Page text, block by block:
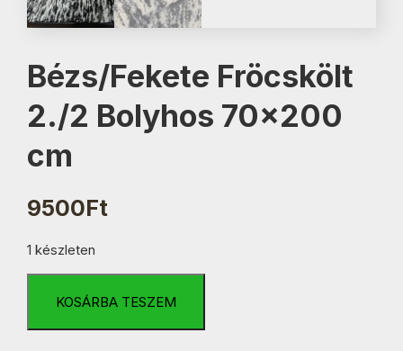
Bézs/Fekete Fröcskölt
2./2 Bolyhos 70×200
cm
9500Ft
1 készleten
Fröcskölt
KOSÁRBA TESZEM